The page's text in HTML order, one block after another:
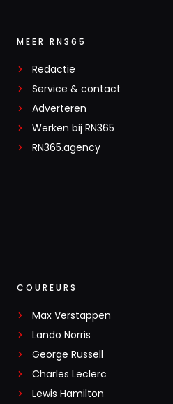
MEER RN365
Redactie
Service & contact
Adverteren
Werken bij RN365
RN365.agency
COUREURS
Max Verstappen
Lando Norris
George Russell
Charles Leclerc
Lewis Hamilton